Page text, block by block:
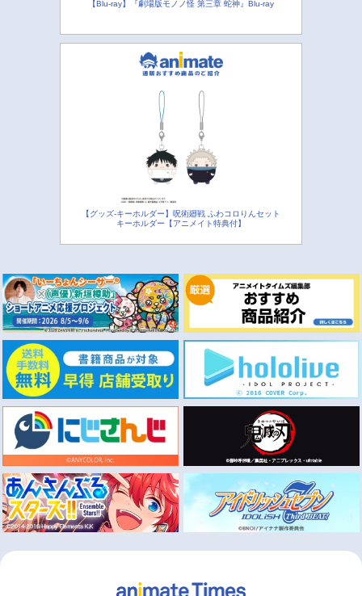
【Blu-ray】『劇場版モノノ怪 第三章 蛇神』Blu-ray
【グッズ-キーホルダー】呪術廻戦 ふわコロりんセット
キーホルダー【アニメイト特典付】